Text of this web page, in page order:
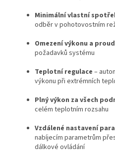
Minimální vlastní
odběr v pohotovostním
Omezení výkonu a
požadavků systému
Teplotní regulace –
výkonu při extrémních
Plný výkon za všech
celém teplotním rozsahu
Vzdálené nastavení
nabíjecím parametrům
dálkové ovládání